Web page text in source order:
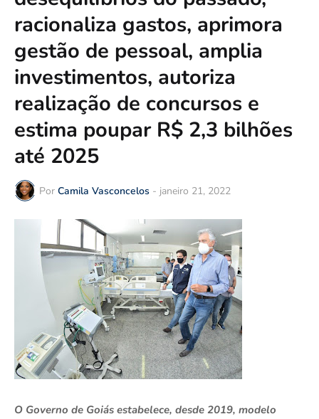
racionaliza gastos, aprimora
gestão de pessoal, amplia
investimentos, autoriza
realização de concursos e
estima poupar R$ 2,3 bilhões
até 2025
Por Camila Vasconcelos - janeiro 21, 2022
O Governo de Goiás estabelece, desde 2019, modelo